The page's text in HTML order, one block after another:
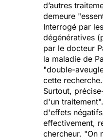
d’autres
demeure
Interrogé par
dégénératives
par le docteur
la maladie de
"double-
cette recherche.
Surtout,
d'un traitement".
d'effets
effectivement,
chercheur. "On